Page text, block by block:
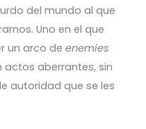
del mundo al que
Uno en el que
un arco de enemies
aberrantes, sin
autoridad que se les